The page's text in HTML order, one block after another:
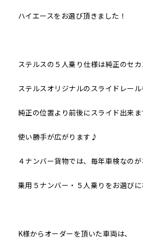
ハイエースをお選び頂きました！
ステルスの５人乗り仕様は純正のセ
ステルスオリジナルのスライドレー
純正の位置より前後にスライド出来ま
使い勝手が広がります♪
４ナンバー貨物では、毎年車検なの
乗用５ナンバー・５人乗りをお選びに
K様からオーダーを頂いた車両は、